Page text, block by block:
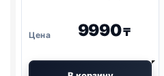
9990₸